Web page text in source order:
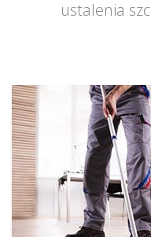
ustalenia